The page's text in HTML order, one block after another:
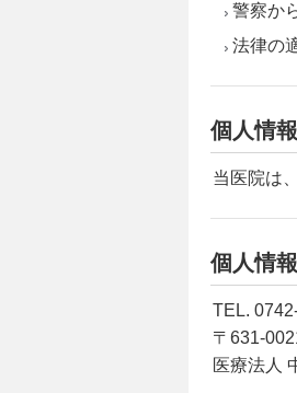
警察か
法律の
個人情
当医院は
個人情
TEL.
〒631-
医療法人